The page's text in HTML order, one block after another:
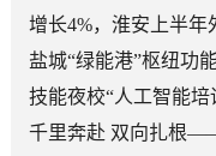
增长4%，淮安上半年
盐城“绿能港”枢纽功
技能夜校“人工智能培
千里奔赴 双向扎根